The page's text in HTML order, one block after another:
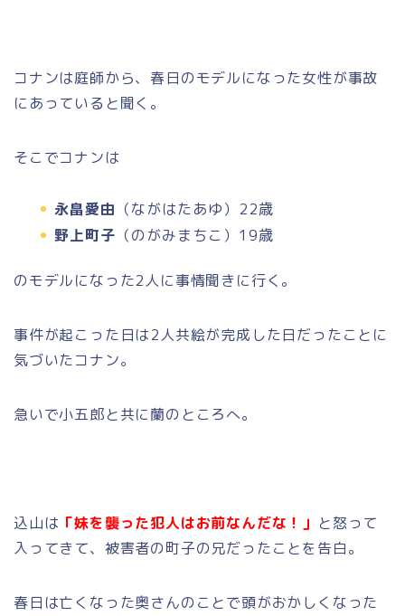
コナンは庭師から、春日のモデルになった女性が事故
にあっていると聞く。
そこでコナンは
永畠愛由 （ながはたあゆ）22歳
野上町子 （のがみまちこ）19歳
のモデルになった2人に事情聞きに行く。
事件が起こった日は2人共絵が完成した日だったことに
気づいたコナン。
急いで小五郎と共に蘭のところへ。
込山は 「妹を襲った犯人はお前なんだな！」 と怒って
入ってきて、被害者の町子の兄だったことを告白。
春日は亡くなった奥さんのことで頭がおかしくなった